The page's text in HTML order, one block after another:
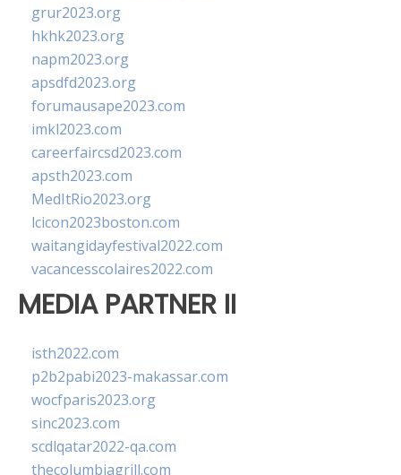
grur2023.org
hkhk2023.org
napm2023.org
apsdfd2023.org
forumausape2023.com
imkl2023.com
careerfaircsd2023.com
apsth2023.com
MedItRio2023.org
lcicon2023boston.com
waitangidayfestival2022.com
vacancesscolaires2022.com
MEDIA PARTNER II
isth2022.com
p2b2pabi2023-makassar.com
wocfparis2023.org
sinc2023.com
scdlqatar2022-qa.com
thecolumbiagrill.com